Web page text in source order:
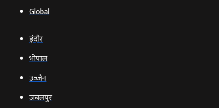
Global
इंदौर
भोपाल
उज्‍जैन
जबलपुर